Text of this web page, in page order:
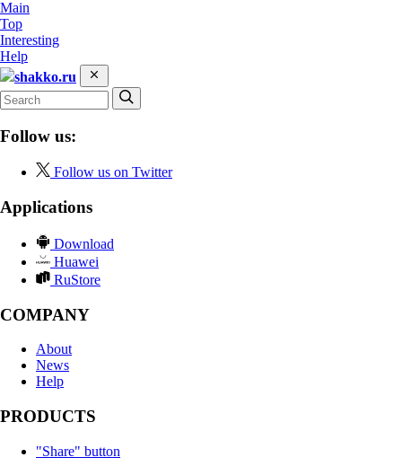
Main
Top
Interesting
Help
shakko.ru
Follow us:
Follow us on Twitter
Applications
Download
Huawei
RuStore
COMPANY
About
News
Help
PRODUCTS
"Share" button